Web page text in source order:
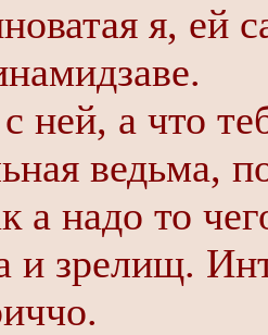
я, ей
ней, а что
ведьма,
а надо то
и зрелищ.